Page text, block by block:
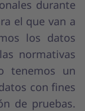
durante
el que van a
los datos
normativas
tenemos un
con fines
de pruebas.